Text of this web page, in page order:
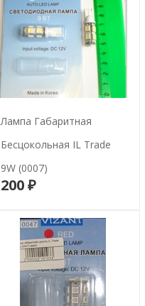
Лампа Габаритная
Бесцокольная IL Trade
9W (0007)
200 ₽В корзину